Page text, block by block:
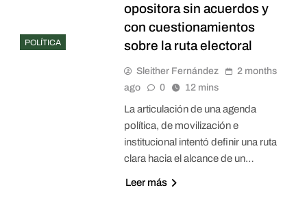
POLÍTICA
opositora sin acuerdos y
con cuestionamientos
sobre la ruta electoral
Sleither Fernández
2 months
ago
0 12 mins
La articulación de una agenda
política, de movilización e
institucional intentó definir una ruta
clara hacia el alcance de un…
Leer más